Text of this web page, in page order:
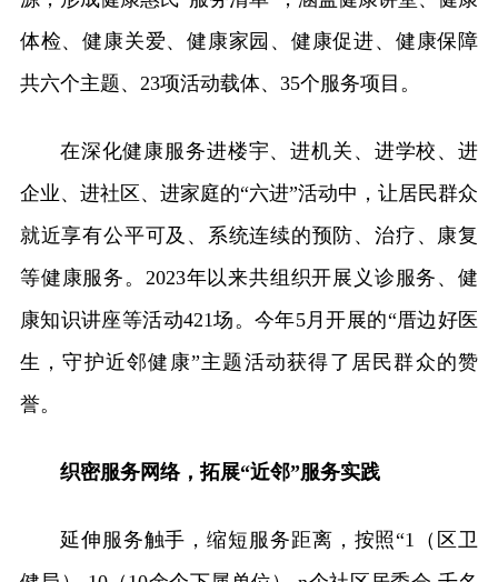
体检、健康关爱、健康家园、健康促进、健康保障
共六个主题、23项活动载体、35个服务项目。
在深化健康服务进楼宇、进机关、进学校、进
企业、进社区、进家庭的“六进”活动中，让居民群众
就近享有公平可及、系统连续的预防、治疗、康复
等健康服务。2023年以来共组织开展义诊服务、健
康知识讲座等活动421场。今年5月开展的“厝边好医
生，守护近邻健康”主题活动获得了居民群众的赞
誉。
织密服务网络，拓展“近邻”服务实践
延伸服务触手，缩短服务距离，按照“1（区卫